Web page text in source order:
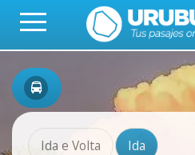
Ida e Volta Ida